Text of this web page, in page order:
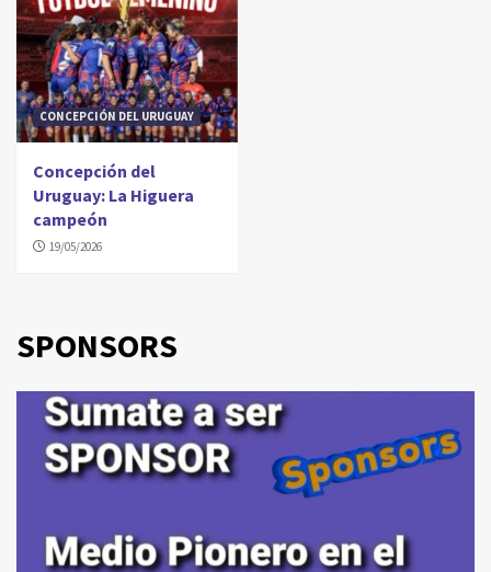
CONCEPCIÓN DEL URUGUAY
Concepción del
Uruguay: La Higuera
campeón
19/05/2026
SPONSORS